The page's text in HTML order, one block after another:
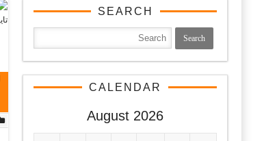
SEARCH
CALENDAR
August 2026